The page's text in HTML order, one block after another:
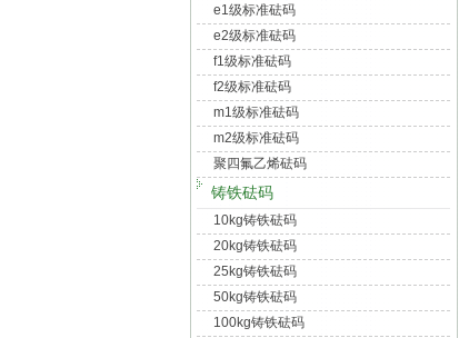
e1级标准砝码
e2级标准砝码
f1级标准砝码
f2级标准砝码
m1级标准砝码
m2级标准砝码
聚四氟乙烯砝码
铸铁砝码
10kg铸铁砝码
20kg铸铁砝码
25kg铸铁砝码
50kg铸铁砝码
100kg铸铁砝码